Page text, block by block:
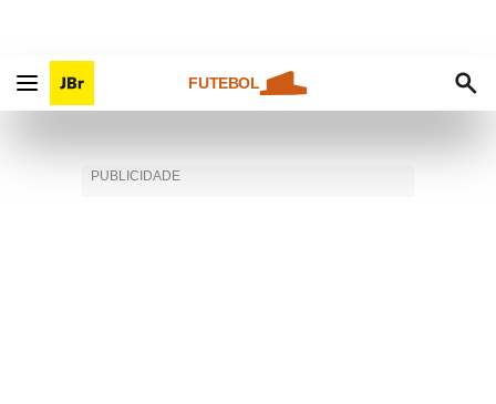
FUTEBOL